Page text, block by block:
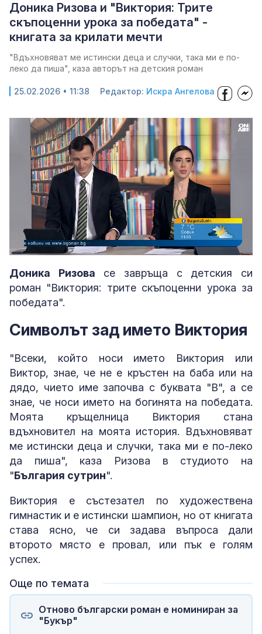
Доника Ризова и "Виктория: Трите
скъпоценни урока за победата" -
книгата за крилати мечти
"Вдъхновяват ме истински деца и случки, така ми е по-
леко да пиша", каза авторът на детския роман
25.02.2026 • 11:38 Редактор: Искра Ангелова
Unmute Loaded:
5.39%
Доника Ризова се завръща с детския си
роман "Виктория: трите скъпоценни урока за
победата".
Символът зад името Виктория
"Всеки, който носи името Виктория или
Виктор, знае, че не е кръстен на баба или на
дядо, чието име започва с буквата "В", а се
знае, че носи името на богинята на победата.
Моята кръщелница Виктория стана
вдъхновител на моята история. Вдъхновяват
ме истински деца и случки, така ми е по-леко
да пиша", каза Ризова в студиото на
"България сутрин".
Виктория е състезател по художествена
гимнастик и е истински шампион, но от книгата
става ясно, че си задава въпроса дали
второто място е провал, или пък е голям
успех.
Още по темата
Отново български роман е номиниран за
"Букър"